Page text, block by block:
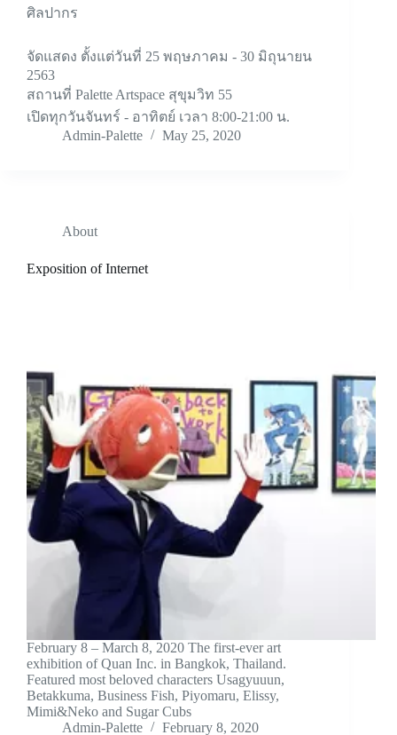
ศิลปากร
จัดแสดง ตั้งแต่วันที่ 25 พฤษภาคม - 30 มิถุนายน
2563
สถานที่ Palette Artspace สุขุมวิท 55
เปิดทุกวันจันทร์ - อาทิตย์ เวลา 8:00-21:00 น.
Admin-Palette
May 25, 2020
About
Exposition of Internet
February 8 – March 8, 2020 The first-ever art
exhibition of Quan Inc. in Bangkok, Thailand.
Featured most beloved characters Usagyuuun,
Betakkuma, Business Fish, Piyomaru, Elissy,
Mimi&Neko and Sugar Cubs
Admin-Palette
February 8, 2020